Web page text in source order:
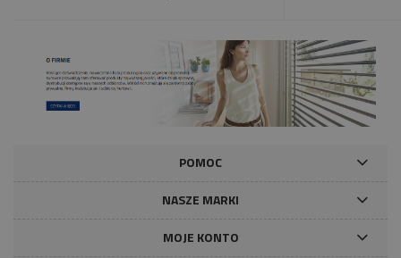
POMOC
NASZE MARKI
MOJE KONTO